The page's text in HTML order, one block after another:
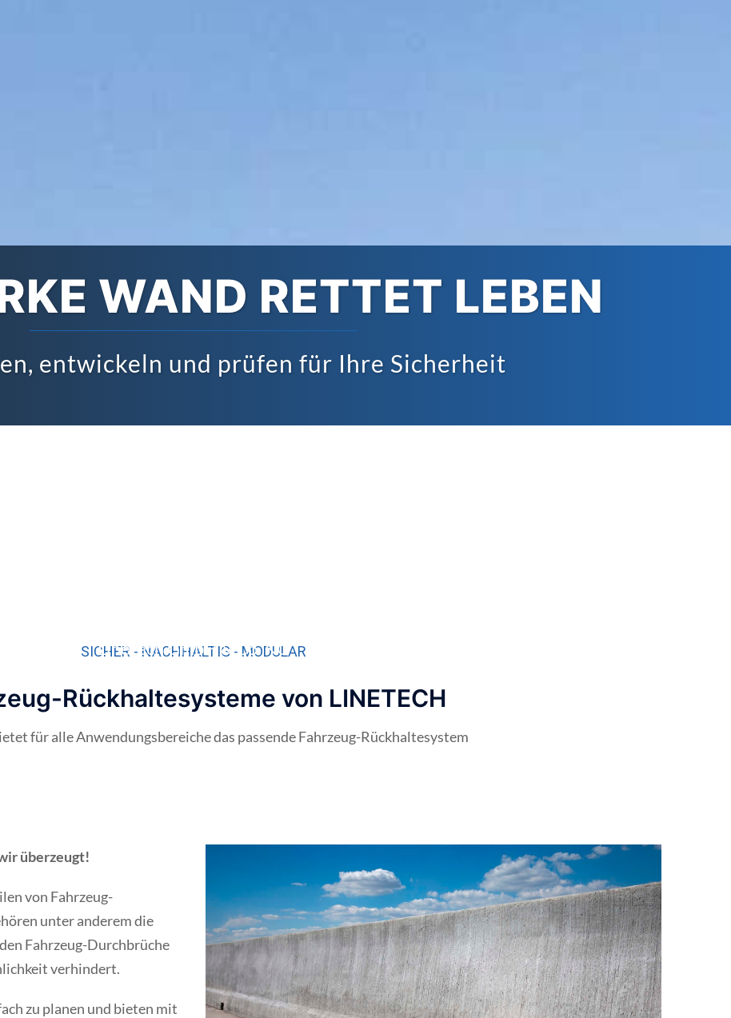
WAND RETTET LEBEN
entwickeln und prüfen für Ihre Sicherheit
Linetech GmbH & Co. KG
SICHER - NACHHALTIG - MODULAR
Rückhaltesysteme von LINETECH
für alle Anwendungsbereiche das passende Fahrzeug-Rückhaltesystem
überzeugt!
von Fahrzeug-
unter anderem die
Fahrzeug-Durchbrüche
verhindert.
zu planen und bieten mit